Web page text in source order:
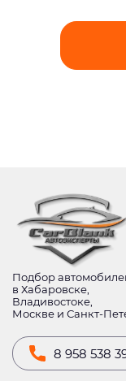
Подбор
в Хабаровске,
Владивостоке,
Москве и Санкт-
8 958 538